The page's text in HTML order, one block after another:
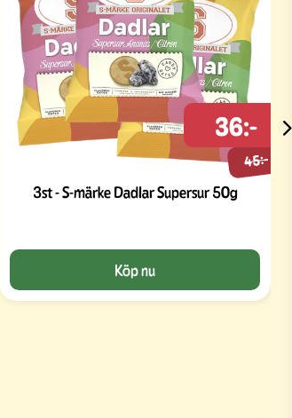
3st - S-märke Dadlar Supersur 50g
45:-
36:-
Köp nu